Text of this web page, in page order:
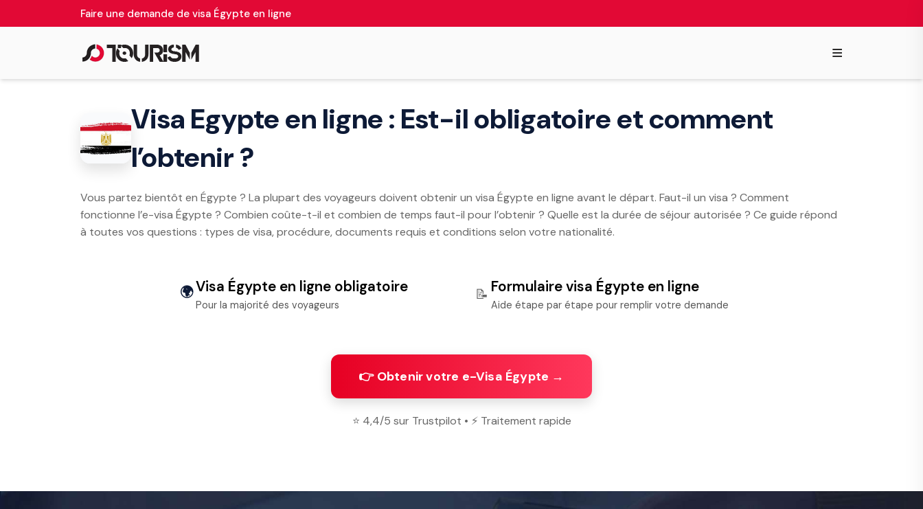
Faire une demande de visa Égypte en ligne
≡
Visa Egypte en ligne : Est-il obligatoire et comment
l’obtenir ?
Vous partez bientôt en Égypte ? La plupart des voyageurs doivent obtenir un visa Égypte en ligne avant le départ. Faut-il un visa ? Comment
fonctionne l’e-visa Égypte ? Combien coûte-t-il et combien de temps faut-il pour l’obtenir ? Quelle est la durée de séjour autorisée ? Ce guide répond
à toutes vos questions : types de visa, procédure, documents requis et conditions selon votre nationalité.
🌍Visa Égypte en ligne obligatoire
Pour la majorité des voyageurs
📝 Formulaire visa Égypte en ligne
Aide étape par étape pour remplir votre demande
👉 Obtenir votre e-Visa Égypte →
⭐ 4,4/5 sur Trustpilot • ⚡ Traitement rapide